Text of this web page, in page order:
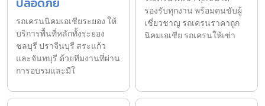
รถเครนนิคมเอเชียระยอง ให้
บริการพื้นที่หลักทั้งระยอง
ชลบุรี ปราจีนบุรี สระแก้ว
และจันทบุรี ด้วยทีมงานที่ผ่าน
การอบรมและมีใ
รองรับทุกงาน พร้อมคนขับผู้
เชี่ยวชาญ รถเครนราคาถูก
นิคมเอเชีย รถเครนให้เช่า